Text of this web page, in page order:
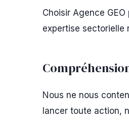
Choisir Agence
expertise sectorielle
Nous ne nous
lancer toute action,